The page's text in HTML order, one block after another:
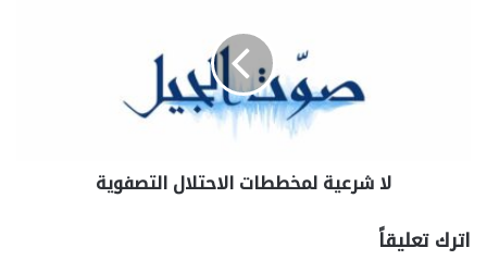
لا شرعية لمخططات الاحتلال التصفوية
اترك تعليقاً